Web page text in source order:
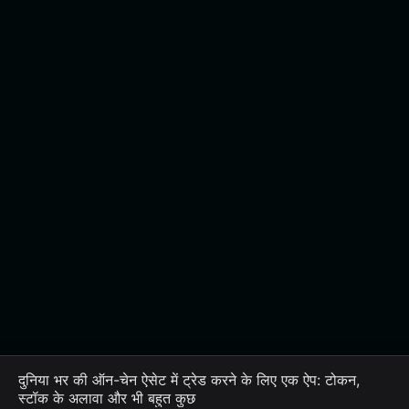
दुनिया भर की ऑन-चेन ऐसेट में ट्रेड करने के लिए एक ऐप: टोकन,
स्टॉक के अलावा और भी बहुत कुछ